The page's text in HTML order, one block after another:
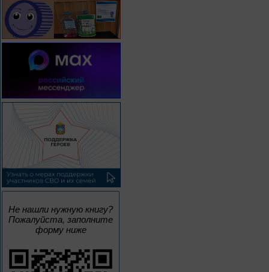
Не нашли нужную книгу?
Пожалуйста, заполните
форму ниже